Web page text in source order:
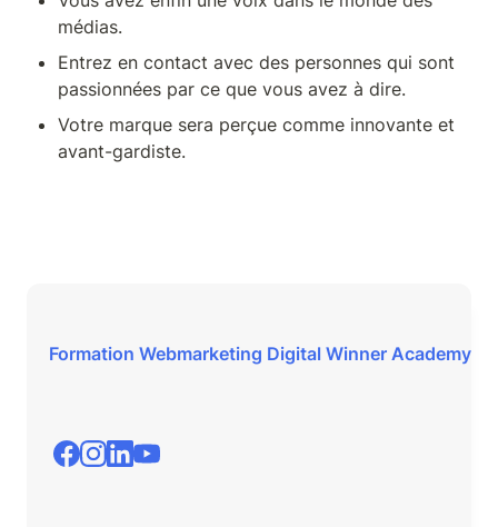
médias.
Entrez en contact avec des personnes qui sont
passionnées par ce que vous avez à dire.
Votre marque sera perçue comme innovante et
avant-gardiste.
Formation Webmarketing Digital Winner Academy